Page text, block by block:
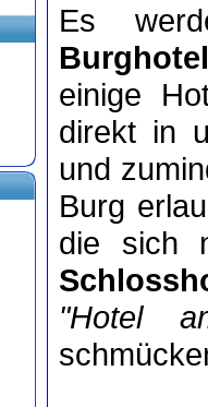
Es
einige
direkt in
und
Burg
die sich
"Hotel